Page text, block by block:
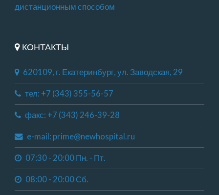
дистанционным способом
КОНТАКТЫ
620109, г. Екатеринбург, ул. Заводская, 29
тел: +7 (343) 355-56-57
факс: +7 (343) 246-39-28
e-mail: prime@newhospital.ru
07:30 - 20:00 Пн. - Пт.
08:00 - 20:00 Сб.